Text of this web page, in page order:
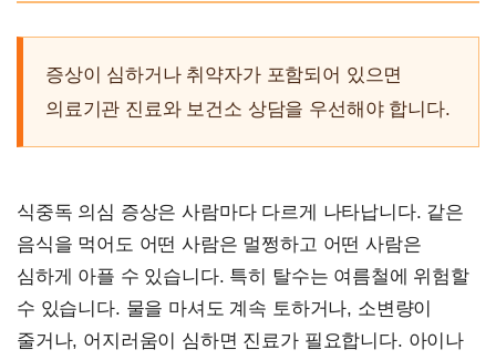
증상이 심하거나 취약자가 포함되어 있으면
의료기관 진료와 보건소 상담을 우선해야 합니다.
식중독 의심 증상은 사람마다 다르게 나타납니다. 같은
음식을 먹어도 어떤 사람은 멀쩡하고 어떤 사람은
심하게 아플 수 있습니다. 특히 탈수는 여름철에 위험할
수 있습니다. 물을 마셔도 계속 토하거나, 소변량이
줄거나, 어지러움이 심하면 진료가 필요합니다. 아이나